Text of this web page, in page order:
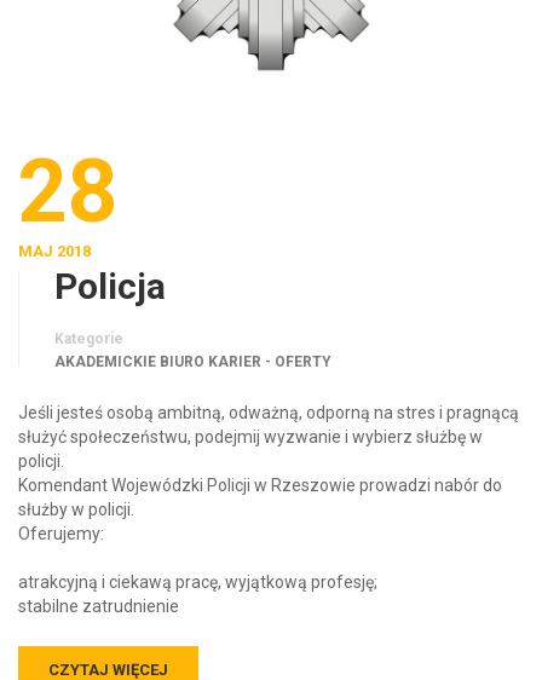
28
MAJ 2018
Policja
Kategorie
AKADEMICKIE BIURO KARIER - OFERTY
Jeśli jesteś osobą ambitną, odważną, odporną na stres i pragnącą
służyć społeczeństwu, podejmij wyzwanie i wybierz służbę w
policji.
Komendant Wojewódzki Policji w Rzeszowie prowadzi nabór do
służby w policji.
Oferujemy:
atrakcyjną i ciekawą pracę, wyjątkową profesję;
stabilne zatrudnienie
CZYTAJ WIĘCEJ